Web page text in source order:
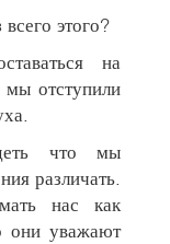
этого?
на
отступили
что мы
различать.
нас как
они уважают